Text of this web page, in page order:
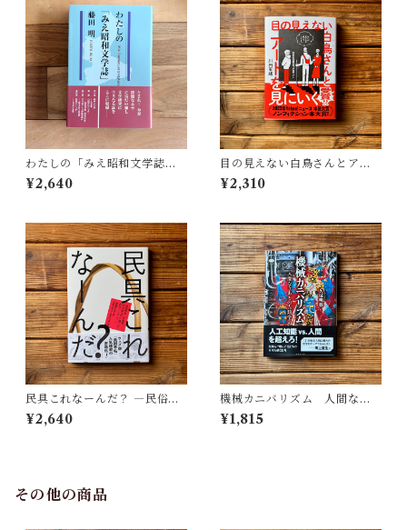
わたしの「みえ昭和文学誌」 |
藤田 明
¥2,640
目の見えない白鳥さんとアー
トを見にいく | 川内 有緒
¥2,310
民具これなーんだ？ ―民俗学
者・宮本常一が美術大学に遺
した民具コレクション | 加藤幸
¥2,640
機械カニバリズム 人間なき
あとの人類学へ｜久保 明教
¥1,815
その他の商品